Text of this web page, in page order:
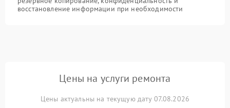
восстановление информации при необходимости
Цены на услуги ремонта
Цены актуальны на текущую дату 07.08.2026